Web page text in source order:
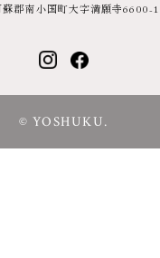
郡南小国町大字満願寺6600-
© YOSHUKU.